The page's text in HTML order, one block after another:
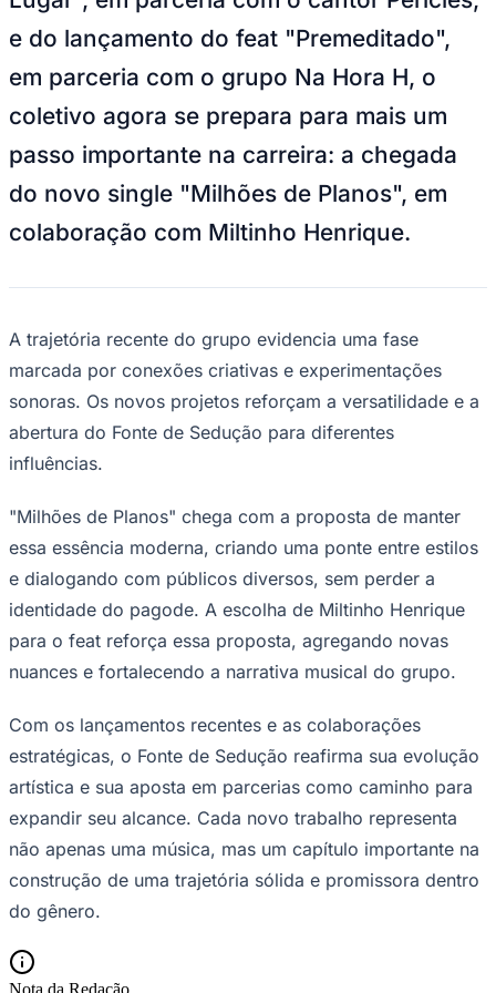
NBA
NFL
Fórmula 1
UFC
Tênis (ATP)
MLB
NHL
Atletismo
Vôlei
NBB
Competições de Futebol
Brasileirão Série B
Libertadores
Sul-Americana
Copa América
Champions League
Premier League
La Liga
Bundesliga
Times - Ir direto
e do lançamento do feat "Premeditado",
em parceria com o grupo Na Hora H, o
coletivo agora se prepara para mais um
passo importante na carreira: a chegada
do novo single "Milhões de Planos", em
colaboração com Miltinho Henrique.
A trajetória recente do grupo evidencia uma fase
marcada por conexões criativas e experimentações
sonoras. Os novos projetos reforçam a versatilidade e a
abertura do Fonte de Sedução para diferentes
influências.
"Milhões de Planos" chega com a proposta de manter
essa essência moderna, criando uma ponte entre estilos
e dialogando com públicos diversos, sem perder a
identidade do pagode. A escolha de Miltinho Henrique
para o feat reforça essa proposta, agregando novas
nuances e fortalecendo a narrativa musical do grupo.
Com os lançamentos recentes e as colaborações
estratégicas, o Fonte de Sedução reafirma sua evolução
artística e sua aposta em parcerias como caminho para
expandir seu alcance. Cada novo trabalho representa
não apenas uma música, mas um capítulo importante na
construção de uma trajetória sólida e promissora dentro
do gênero.
Nota da Redação